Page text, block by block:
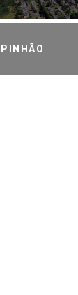
PINHÃO